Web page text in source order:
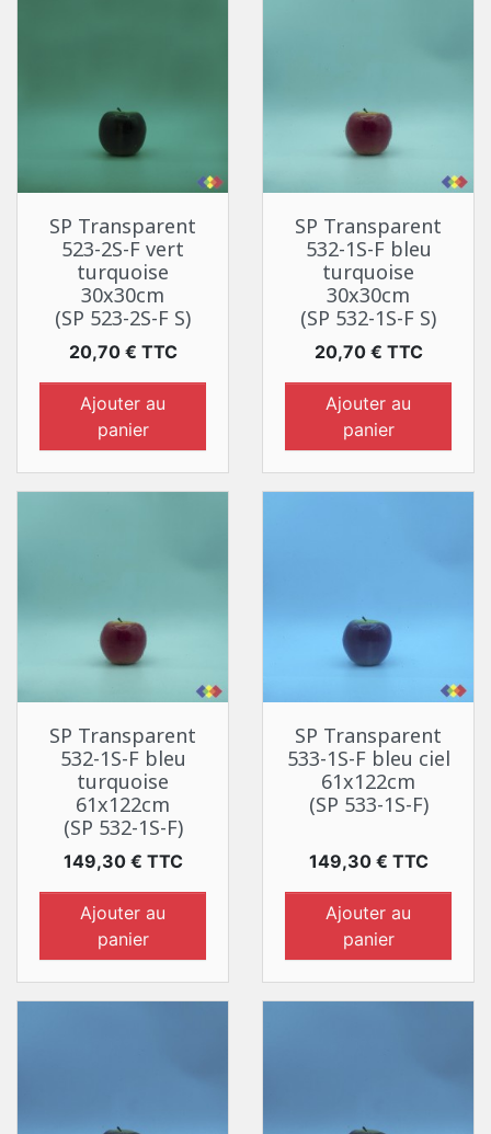
SP Transparent
523-2S-F vert
turquoise
30x30cm
(SP 523-2S-F S)
Prix
20,70 € TTC
Ajouter au
panier
SP Transparent
532-1S-F bleu
turquoise
30x30cm
(SP 532-1S-F S)
Prix
20,70 € TTC
Ajouter au
panier
SP Transparent
532-1S-F bleu
turquoise
61x122cm
(SP 532-1S-F)
Prix
149,30 € TTC
Ajouter au
panier
SP Transparent
533-1S-F bleu ciel
61x122cm
(SP 533-1S-F)
Prix
149,30 € TTC
Ajouter au
panier